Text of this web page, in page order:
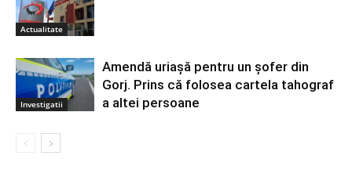
Actualitate
Investigatii
Amendă uriașă pentru un șofer din
Gorj. Prins că folosea cartela tahograf
a altei persoane